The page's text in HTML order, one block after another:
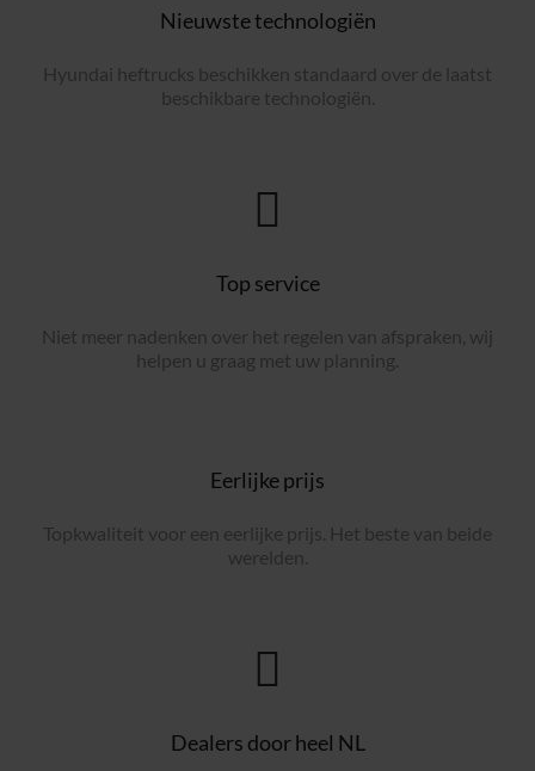
Nieuwste technologiën
Hyundai heftrucks beschikken standaard over de laatst
beschikbare technologiën.
Top service
Niet meer nadenken over het regelen van afspraken, wij
helpen u graag met uw planning.
Eerlijke prijs
Topkwaliteit voor een eerlijke prijs. Het beste van beide
werelden.
Dealers door heel NL